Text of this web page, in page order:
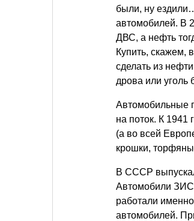
были, ну
автомобилей. В
ДВС, а нефть
Купить, скажем,
сделать из
дрова или
Автомобильные
на поток. К 1941
(а во всей
крошки,
В СССР
Автомобили
работали
автомобилей.